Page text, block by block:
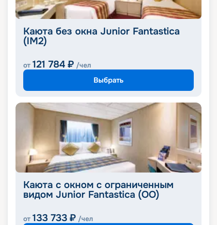
Каюта без окна Junior Fantastica
(IM2)
от 121 784 ₽ /чел
Выбрать
Каюта с окном с ограниченным
видом Junior Fantastica (OO)
от 133 733 ₽ /чел